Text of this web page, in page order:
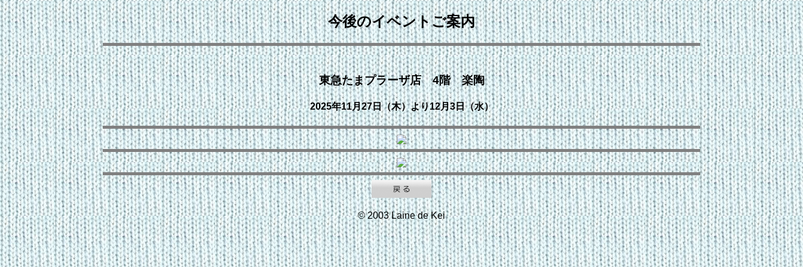
今後のイベントご案内
東急たまプラーザ店 4階 楽陶
2025年11月27日（木）より12月3日（水）
© 2003 Laine de Kei